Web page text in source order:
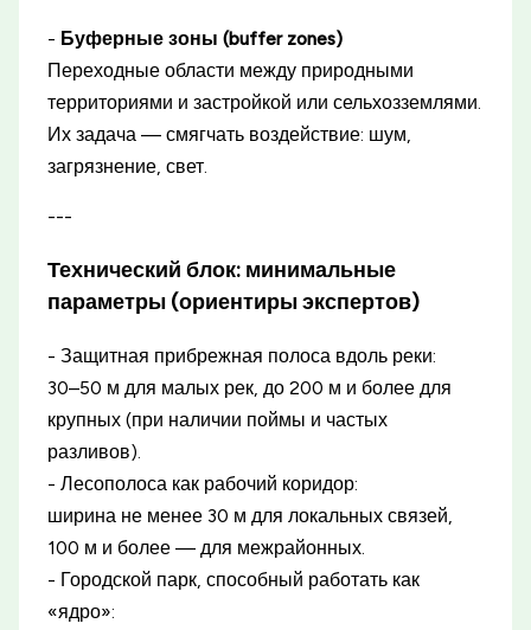
- Буферные зоны (buffer zones)
Переходные области между природными
территориями и застройкой или сельхозземлями.
Их задача — смягчать воздействие: шум,
загрязнение, свет.
---
Технический блок: минимальные
параметры (ориентиры экспертов)
- Защитная прибрежная полоса вдоль реки:
30–50 м для малых рек, до 200 м и более для
крупных (при наличии поймы и частых
разливов).
- Лесополоса как рабочий коридор:
ширина не менее 30 м для локальных связей,
100 м и более — для межрайонных.
- Городской парк, способный работать как
«ядро»: